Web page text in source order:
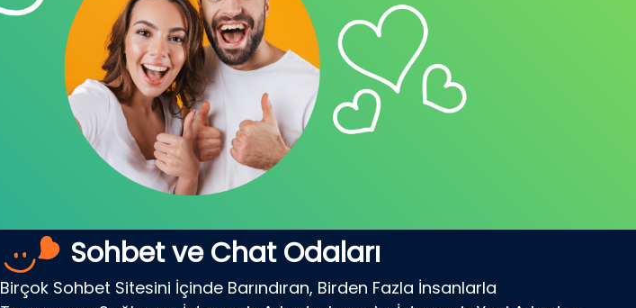
Sohbet ve Chat Odaları
Birçok Sohbet Sitesini İçinde Barındıran, Birden Fazla İnsanlarla